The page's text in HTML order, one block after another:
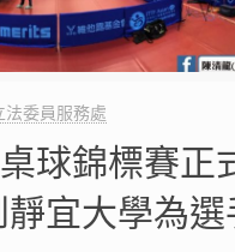
法委員服務處
球錦標賽正
宜大學為選